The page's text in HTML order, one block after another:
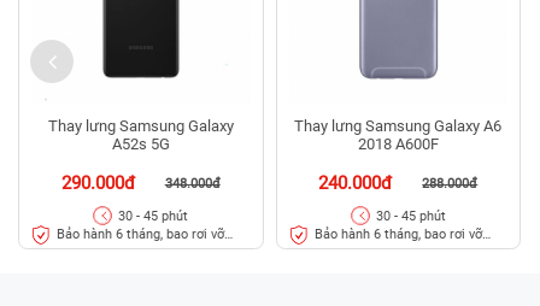
Thay lưng Samsung Galaxy
A52s 5G
290.000đ 348.000đ
30 - 45 phút
Bảo hành 6 tháng, bao rơi vỡ
kính lưng
Thay lưng Samsung Galaxy A6
2018 A600F
240.000đ 288.000đ
30 - 45 phút
Bảo hành 6 tháng, bao rơi vỡ
kính lưng